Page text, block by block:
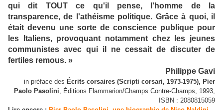
qui dit TOUT ce qu'il pense, l'homme de la
transparence, de l'athéisme politique. Grâce à quoi, il
était devenu une sorte de conscience publique pour
les Italiens, provoquant notamment chez les jeunes
communistes avec qui il ne cessait de discuter de
fertiles remous. »
Philippe Gavi
in préface des Écrits corsaires (Scripti corsari, 1973-1975), Pier
Paolo Pasolini, Éditions Flammarion/Champs Contre-Champs, 1993,
ISBN : 2080815059